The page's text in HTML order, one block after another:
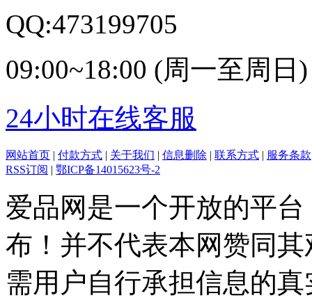
QQ:473199705
09:00~18:00 (周一至周日)
24小时在线客服
网站首页 | 付款方式 | 关于我们 | 信息删除 | 联系方式 | 服务条款
RSS订阅 | 鄂ICP备14015623号-2
爱品网是一个开放的平
布！并不代表本网赞同
需用户自行承担信息的